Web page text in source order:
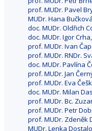
prof. MUDr. Pavel
MUDr. Hana
doc. MUDr. Oldřich
doc. MUDr. Igor Crha,
prof. MUDr. Ivan
prof. MUDr. RNDr.
doc. MUDr. Pavlína
prof. MUDr. Jan
prof. MUDr. Eva
doc. MUDr. Milan
prof. MUDr. Bc.
prof. MUDr. Petr
prof. MUDr. Zdeněk
MUDr. Lenka